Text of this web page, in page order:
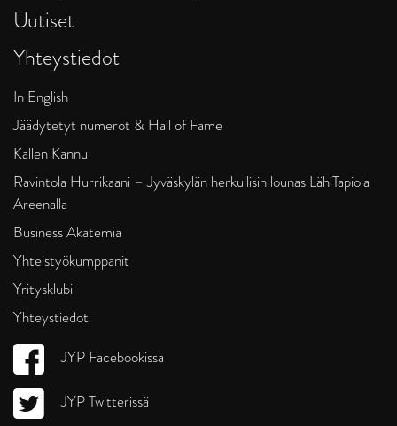
Uutiset
Yhteystiedot
In English
Jäädytetyt numerot & Hall of Fame
Kallen Kannu
Ravintola Hurrikaani – Jyväskylän herkullisin lounas LähiTapiola
Areenalla
Business Akatemia
Yhteistyökumppanit
Yritysklubi
Yhteystiedot
JYP Facebookissa
JYP Twitterissä